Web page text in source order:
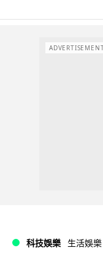
科技娛樂 生活娛樂